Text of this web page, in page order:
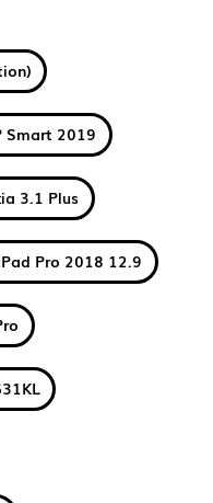
Smart 2019
3.1 Plus
Pro 2018 12.9